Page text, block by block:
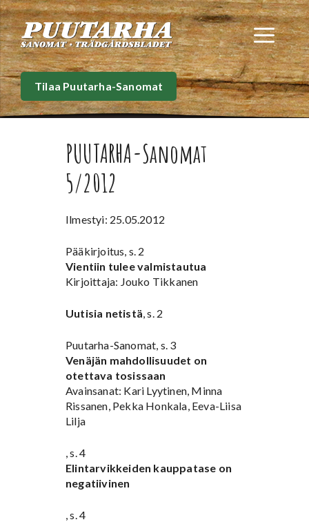
Siirry
sisältöön
Tilaa Puutarha-Sanomat
PUUTARHA-Sanomat
5/2012
Ilmestyi: 25.05.2012
Pääkirjoitus, s. 2
Vientiin tulee valmistautua
Kirjoittaja: Jouko Tikkanen
Uutisia netistä, s. 2
Puutarha-Sanomat, s. 3
Venäjän mahdollisuudet on
otettava tosissaan
Avainsanat: Kari Lyytinen, Minna
Rissanen, Pekka Honkala, Eeva-Liisa
Lilja
, s. 4
Elintarvikkeiden kauppatase on
negatiivinen
, s. 4